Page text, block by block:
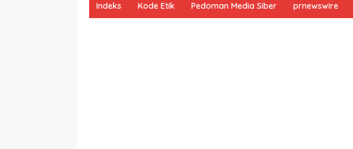
Indeks Kode Etik Pedoman Media Siber prnewswire